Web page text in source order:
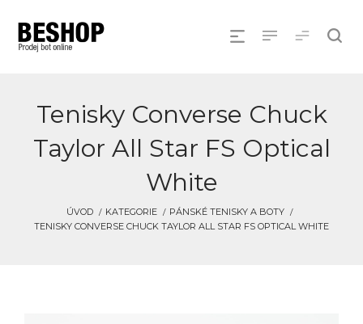
Tenisky Converse Chuck
Taylor All Star FS Optical
White
ÚVOD KATEGORIE
PÁNSKÉ TENISKY A BOTY
TENISKY CONVERSE CHUCK TAYLOR ALL STAR FS OPTICAL WHITE